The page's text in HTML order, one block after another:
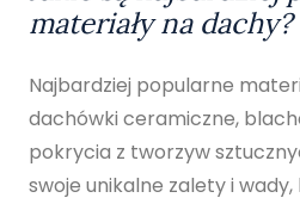
materiały na dachy?
Najbardziej popularne
dachówki ceramiczne,
pokrycia z tworzyw
swoje unikalne zalety i